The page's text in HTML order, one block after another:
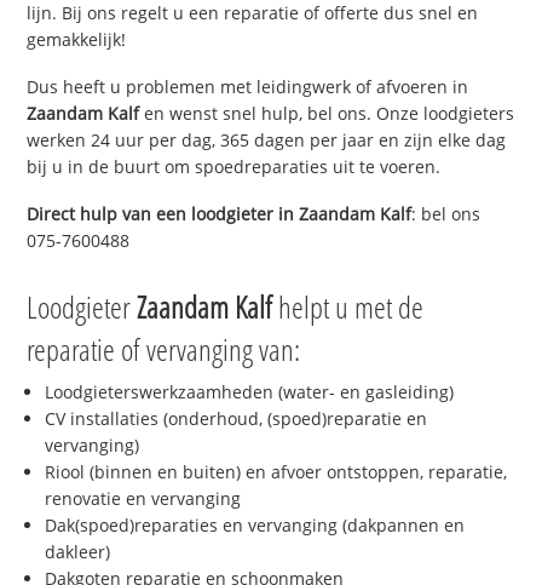
lijn. Bij ons regelt u een reparatie of offerte dus snel en
gemakkelijk!
Dus heeft u problemen met leidingwerk of afvoeren in
Zaandam Kalfen wenst snel hulp, bel ons. Onze loodgieters
werken 24 uur per dag, 365 dagen per jaar en zijn elke dag
bij u in de buurt om spoedreparaties uit te voeren.
Direct hulp van een loodgieter inZaandam Kalf: bel ons
075-7600488
LoodgieterZaandam Kalfhelpt u met de
reparatie of vervanging van:
Loodgieterswerkzaamheden (water- en gasleiding)
CV installaties (onderhoud, (spoed)reparatie en
vervanging)
Riool (binnen en buiten) en afvoer ontstoppen, reparatie,
renovatie en vervanging
Dak(spoed)reparaties en vervanging (dakpannen en
dakleer)
Dakgoten reparatie en schoonmaken